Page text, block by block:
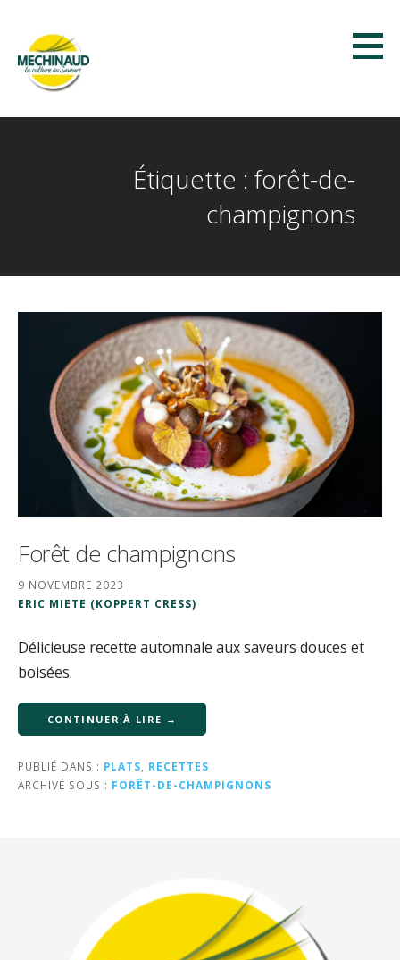
contenu
Étiquette : forêt-de-
champignons
Forêt de champignons
9 NOVEMBRE 2023
ERIC MIETE (KOPPERT CRESS)
Délicieuse recette automnale aux saveurs douces et
boisées.
CONTINUER À LIRE →
PUBLIÉ DANS : PLATS
RECETTES
ARCHIVÉ SOUS : FORÊT-DE-CHAMPIGNONS